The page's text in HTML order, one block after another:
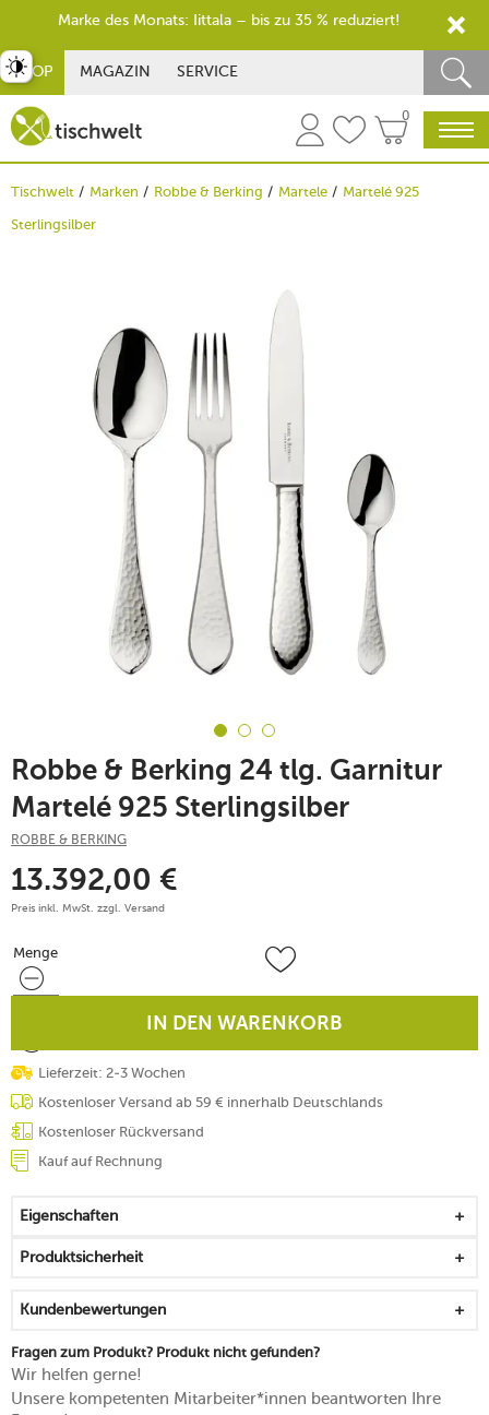
SHOP MAGAZIN SERVICE
0
Tischwelt Marken Robbe & Berking Martele
Martelé 925
Sterlingsilber
Robbe & Berking 24 tlg. Garnitur
Martelé 925 Sterlingsilber
ROBBE & BERKING
13.392,00 €
Preis inkl. MwSt. zzgl. Versand
Menge
Menge
IN DEN WARENKORB
Lieferzeit: 2-3 Wochen
Kostenloser Versand ab 59 € innerhalb Deutschlands
Kostenloser Rückversand
Kauf auf Rechnung
Eigenschaften
Produktsicherheit
Kundenbewertungen
Fragen zum Produkt? Produkt nicht gefunden?
Wir helfen gerne!
Unsere kompetenten Mitarbeiter*innen beantworten Ihre
umschalten
Marke des Monats: Iittala – bis zu 35 % reduziert!